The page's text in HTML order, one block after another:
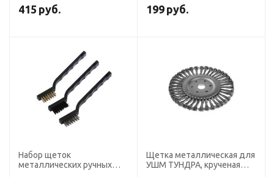
посадка 22 мм, 150 мм
415 руб.
проволока, "чашка", 65 мм
199 руб.
Набор щеток
металлических ручных
Щетка металлическая для
УШМ ТУНДРА, крученая